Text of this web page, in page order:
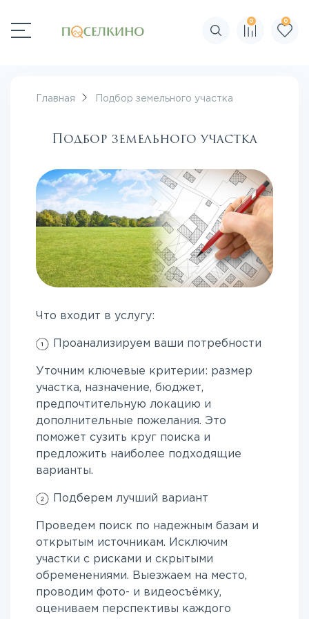
Поиск по сайту
0 0
Главная Подбор земельного участка
Подбор земельного участка
Что входит в услугу:
Проанализируем ваши потребности
Уточним ключевые критерии: размер
участка, назначение, бюджет,
предпочтительную локацию и
дополнительные пожелания. Это
поможет сузить круг поиска и
предложить наиболее подходящие
варианты.
Подберем лучший вариант
Проведем поиск по надежным базам и
открытым источникам. Исключим
участки с рисками и скрытыми
обременениями. Выезжаем на место,
проводим фото- и видеосъёмку,
оцениваем перспективы каждого